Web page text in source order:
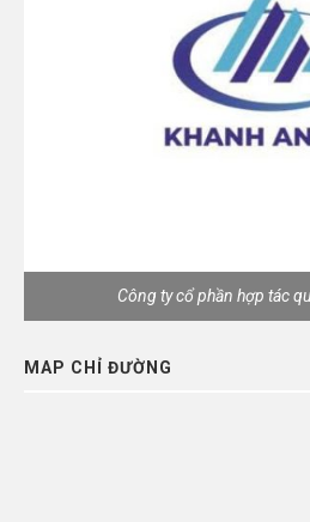
Công ty cổ phần hợp tác
MAP CHỈ ĐƯỜNG